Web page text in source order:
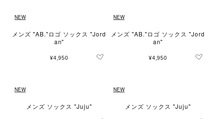
NEW
メンズ "AB."ロゴ ソックス "Jord
an"
¥4,950
NEW
メンズ "AB."ロゴ ソックス "Jord
an"
¥4,950
NEW
メンズ ソックス "Juju"
NEW
メンズ ソックス "Juju"